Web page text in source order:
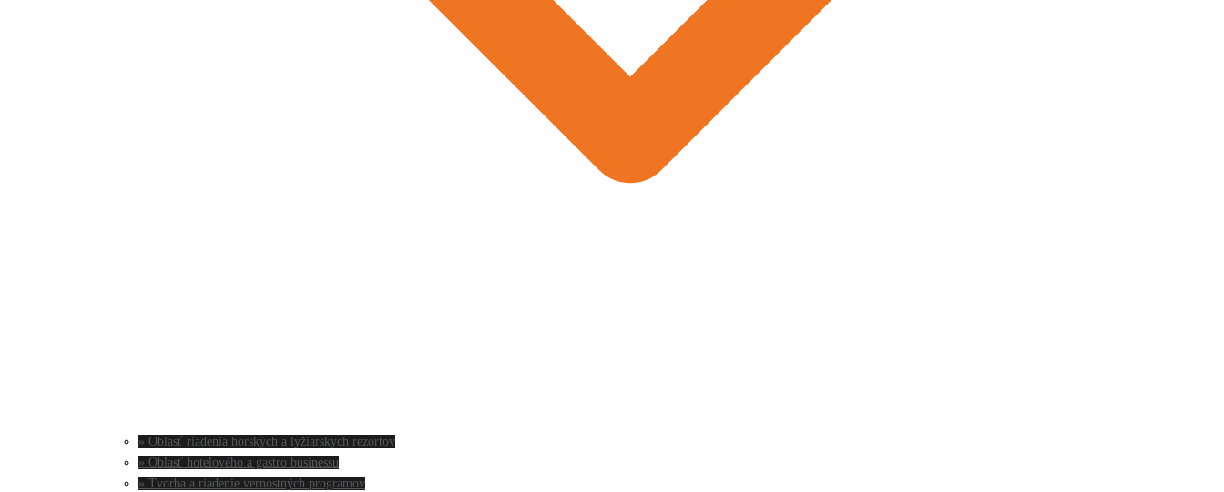
» Oblasť riadenia horských a lyžiarskych rezortov
» Oblasť hotelového a gastro businessu
» Tvorba a riadenie vernostných programov